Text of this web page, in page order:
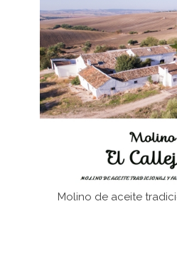
fundaciones de Bornos
El Frente Popular.
1936
Juntar las letras. La
campo: del afán de
Historia y vivencias del
Molino de aceite